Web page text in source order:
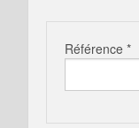
Référence *